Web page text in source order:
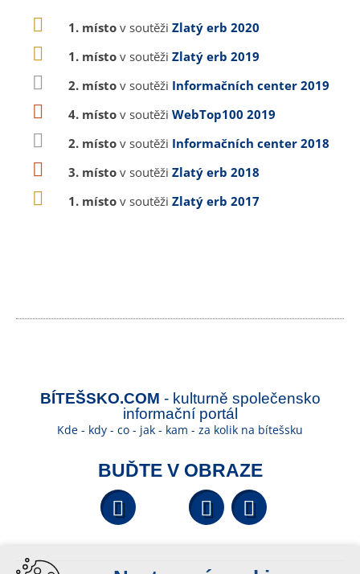
1. místo v soutěži Zlatý erb 2020
1. místo v soutěži Zlatý erb 2019
2. místo v soutěži Informačních center 2019
4. místo v soutěži WebTop100 2019
2. místo v soutěži Informačních center 2018
3. místo v soutěži Zlatý erb 2018
1. místo v soutěži Zlatý erb 2017
BÍTEŠSKO.COM - kulturně společensko
informační portál
Kde - kdy - co - jak - kam - za kolik na bítešsku
BUĎTE V OBRAZE
Facebook YouTube